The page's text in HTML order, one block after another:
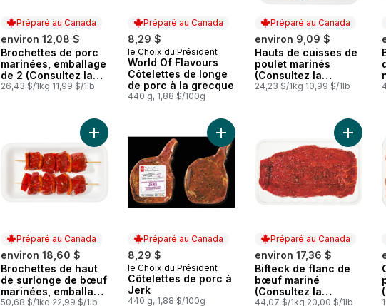
Préparé au Canada
environ 12,08 $
Préparé au Canada
Brochettes de porc
marinées, emballage
de 2 (Consultez la
description du
26,43 $/1kg 11,99 $/1lb
Préparé au Canada
8,29 $
Préparé au Canada
le Choix du Président
World Of Flavours
Côtelettes de longe
de porc à la grecque
440 g, 1,88 $/100g
Préparé au Canada
environ 9,09 $
Préparé au Canada
Hauts de cuisses de
poulet marinés
(Consultez la
description du
24,23 $/1kg 10,99 $/1lb
Préparé au Canada
environ 18,60 $
Préparé au Canada
Brochettes de haut
de surlonge de bœuf
marinées, emballage
de 2 (Consultez la
50,68 $/1kg 22,99 $/1lb
Ajouter Brochettes de haut de surlonge de bœuf marinées,
Préparé au Canada
8,29 $
Préparé au Canada
le Choix du Président
Côtelettes de porc à
Jerk
440 g, 1,88 $/100g
Ajouter Côtelettes de porc à Jerk
Préparé au Canada
environ 17,36 $
Préparé au Canada
Bifteck de flanc de
bœuf mariné
(Consultez la
description du
44,07 $/1kg 20,00 $/1lb
Ajouter